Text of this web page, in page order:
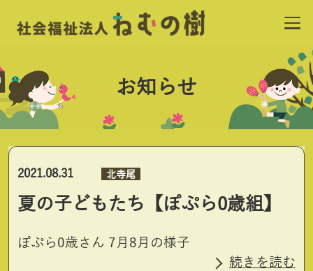
お知らせ
2021.08.31 北寺尾
夏の子どもたち【ぽぷら0歳組】
ぽぷら0歳さん 7月8月の様子
続きを読む